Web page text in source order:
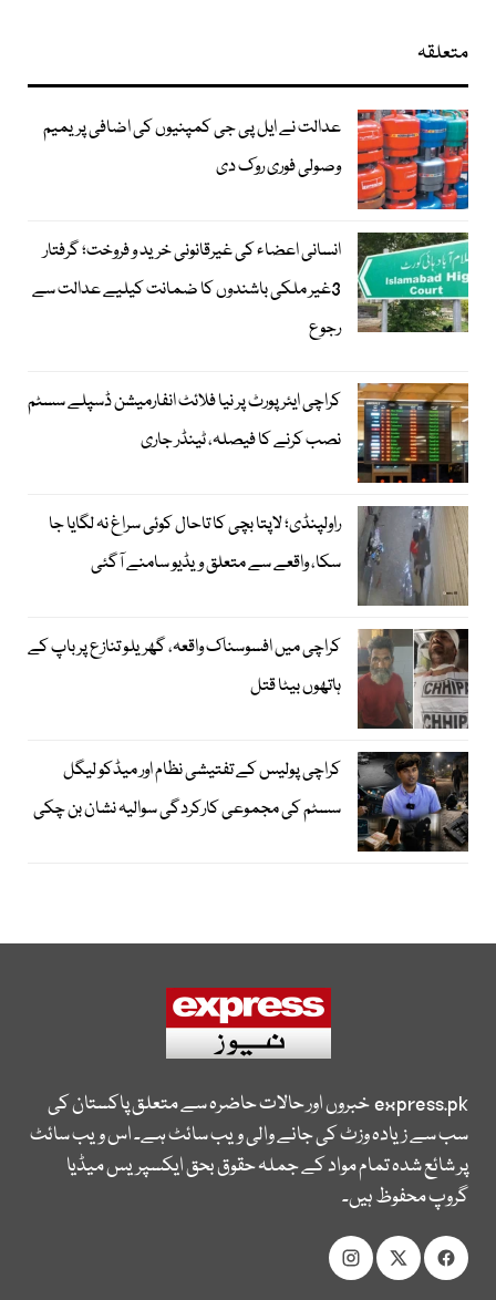
متعلقہ
عدالت نے ایل پی جی کمپنیوں کی اضافی پریمیم
وصولی فوری روک دی
انسانی اعضاء کی غیرقانونی خرید و فروخت؛ گرفتار
3غیر ملکی باشندوں کا ضمانت کیلیے عدالت سے
رجوع
کراچی ایئرپورٹ پر نیا فلائٹ انفارمیشن ڈسپلے سسٹم
نصب کرنے کا فیصلہ، ٹینڈر جاری
راولپنڈی؛ لاپتا بچی کا تاحال کوئی سراغ نہ لگایا جا
سکا، واقعے سے متعلق ویڈیو سامنے آگئی
کراچی میں افسوسناک واقعہ، گھریلو تنازع پر باپ کے
ہاتھوں بیٹا قتل
کراچی پولیس کے تفتیشی نظام اور میڈکو لیگل
سسٹم کی مجموعی کارکردگی سوالیہ نشان بن چکی
express.pkخبروں اور حالات حاضرہ سے متعلق پاکستان کی
سب سے زیادہ وزٹ کی جانے والی ویب سائٹ ہے۔ اس ویب سائٹ
پر شائع شدہ تمام مواد کے جملہ حقوق بحق ایکسپریس میڈیا
گروپ محفوظ ہیں۔